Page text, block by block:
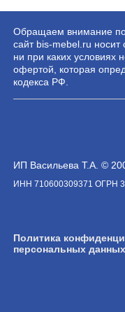
Обращаем внимание
сайт bis-mebel.ru
ни при каких условиях
офертой, которая
кодекса РФ.
ИП Васильева Т.А. ©
ИНН 710600309371 ОГРН
Политика
персональных данных